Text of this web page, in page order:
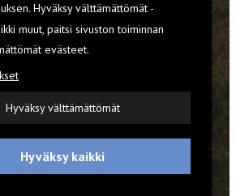
TILAA RETKI-LEHTI
YHTEYSTIEDOT
EVÄSTEET
Hyväksy välttämättömät -
muut, paitsi sivuston toiminnan
evästeet.
Hyväksy välttämättömät
Hyväksy kaikki